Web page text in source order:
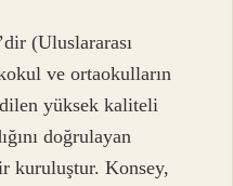
(Uluslararası
ve ortaokulların
yüksek kaliteli
doğrulayan
kuruluştur. Konsey,